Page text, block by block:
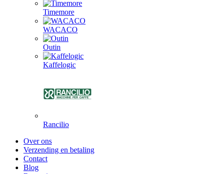
Timemore
WACACO
Outin
Kaffelogic
Rancilio
Over ons
Verzending en betaling
Contact
Blog